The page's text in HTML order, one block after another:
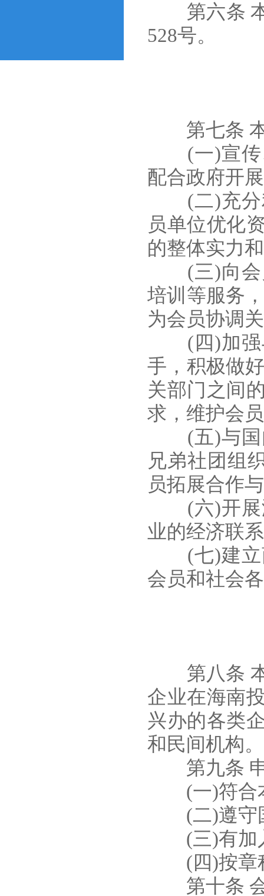
第六条 本
528号。
第七条 本
(一)宣传、
配合政府开
(二)充分利
员单位优化
的整体实力
(三)向会员
培训等服务
为会员协调
(四)加强与
手，积极做
关部门之间
求，维护会
(五)与国内
兄弟社团组
员拓展合作
(六)开展海
业的经济联
(七)建立商
会员和社会
第八条 本
企业在海南
兴办的各类
和民间机构。
第九条 申
(一)符合本
(二)遵守国
(三)有加
(四)按章程
第十条 会